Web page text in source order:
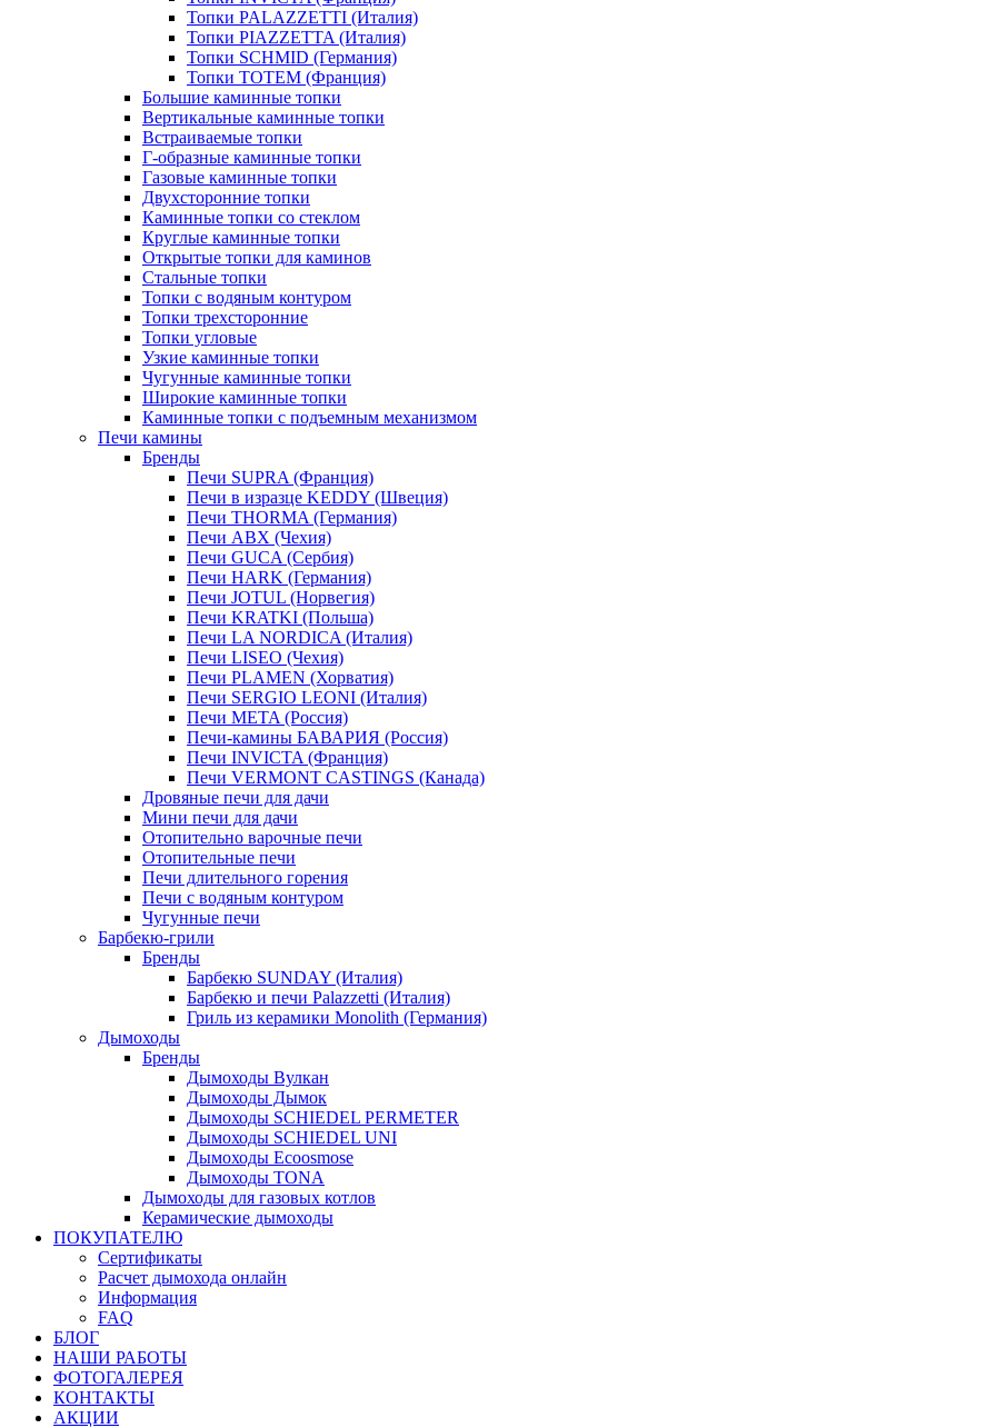
Топки PALAZZETTI (Италия)
Топки PIAZZETTA (Италия)
Топки SCHMID (Германия)
Топки TOTEM (Франция)
Большие каминные топки
Вертикальные каминные топки
Встраиваемые топки
Г-образные каминные топки
Газовые каминные топки
Двухсторонние топки
Каминные топки со стеклом
Круглые каминные топки
Открытые топки для каминов
Стальные топки
Топки с водяным контуром
Топки трехсторонние
Топки угловые
Узкие каминные топки
Чугунные каминные топки
Широкие каминные топки
Каминные топки с подъемным механизмом
Печи камины
Бренды
Печи SUPRA (Франция)
Печи в изразце KEDDY (Швеция)
Печи THORMA (Германия)
Печи ABX (Чехия)
Печи GUCA (Сербия)
Печи HARK (Германия)
Печи JOTUL (Норвегия)
Печи KRATKI (Польша)
Печи LA NORDICA (Италия)
Печи LISEO (Чехия)
Печи PLAMEN (Хорватия)
Печи SERGIO LEONI (Италия)
Печи META (Россия)
Печи-камины БАВАРИЯ (Россия)
Печи INVICTA (Франция)
Печи VERMONT CASTINGS (Канада)
Дровяные печи для дачи
Мини печи для дачи
Отопительно варочные печи
Отопительные печи
Печи длительного горения
Печи с водяным контуром
Чугунные печи
Барбекю-грили
Бренды
Барбекю SUNDAY (Италия)
Барбекю и печи Palazzetti (Италия)
Гриль из керамики Monolith (Германия)
Дымоходы
Бренды
Дымоходы Вулкан
Дымоходы Дымок
Дымоходы SCHIEDEL PERMETER
Дымоходы SCHIEDEL UNI
Дымоходы Ecoosmose
Дымоходы TONA
Дымоходы для газовых котлов
Керамические дымоходы
ПОКУПАТЕЛЮ
Сертификаты
Расчет дымохода онлайн
Информация
FAQ
БЛОГ
НАШИ РАБОТЫ
ФОТОГАЛЕРЕЯ
КОНТАКТЫ
АКЦИИ